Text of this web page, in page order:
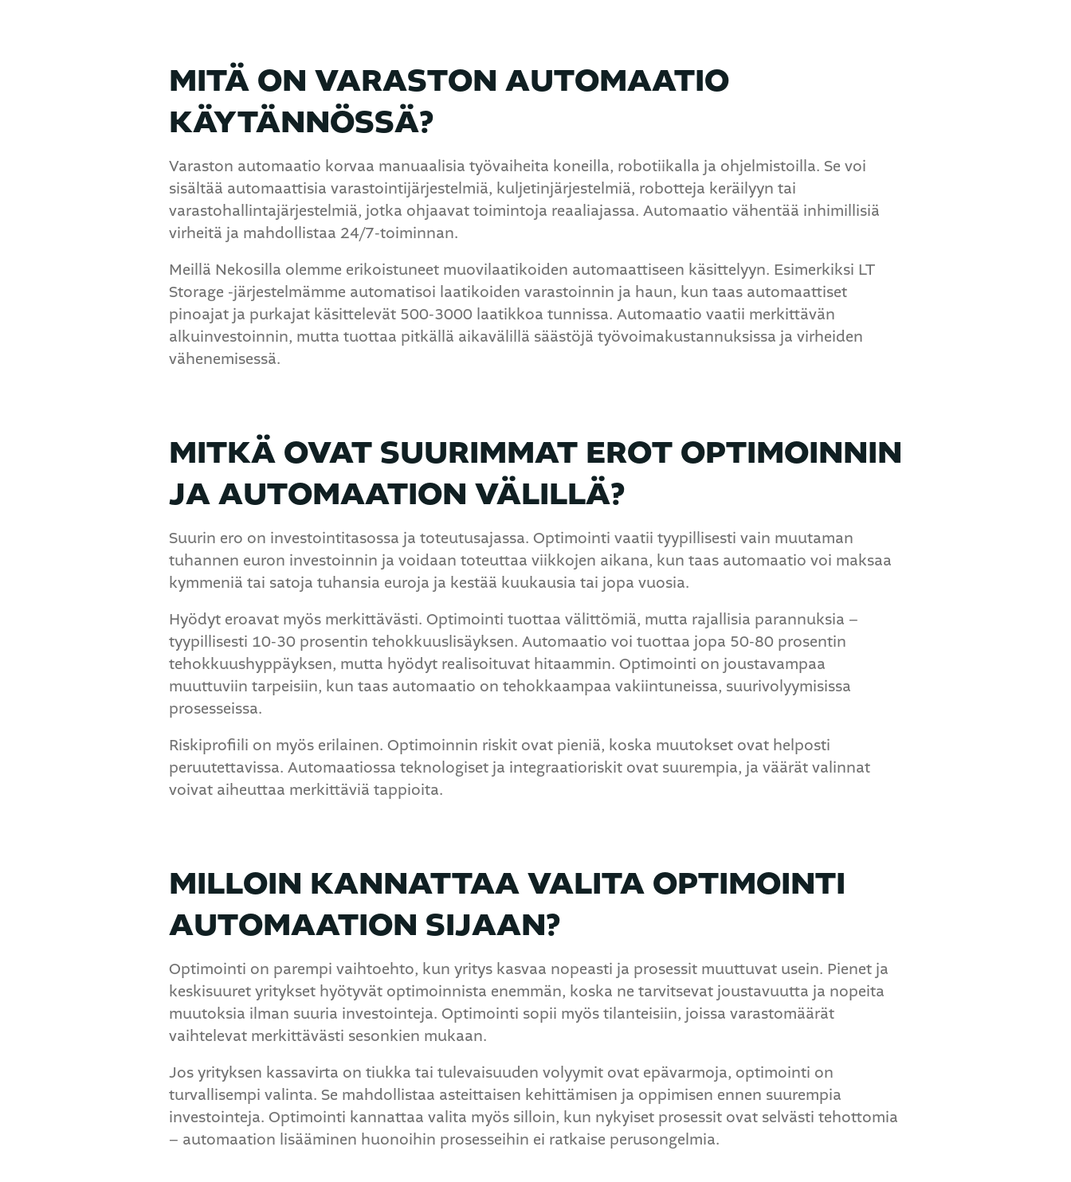
MITÄ ON VARASTON AUTOMAATIO
KÄYTÄNNÖSSÄ?
Varaston automaatio korvaa manuaalisia työvaiheita koneilla, robotiikalla ja ohjelmistoilla. Se voi
sisältää automaattisia varastointijärjestelmiä, kuljetinjärjestelmiä, robotteja keräilyyn tai
varastohallintajärjestelmiä, jotka ohjaavat toimintoja reaaliajassa. Automaatio vähentää inhimillisiä
virheitä ja mahdollistaa 24/7-toiminnan.
Meillä Nekosilla olemme erikoistuneet muovilaatikoiden automaattiseen käsittelyyn. Esimerkiksi LT
Storage -järjestelmämme automatisoi laatikoiden varastoinnin ja haun, kun taas automaattiset
pinoajat ja purkajat käsittelevät 500-3000 laatikkoa tunnissa. Automaatio vaatii merkittävän
alkuinvestoinnin, mutta tuottaa pitkällä aikavälillä säästöjä työvoimakustannuksissa ja virheiden
vähenemisessä.
MITKÄ OVAT SUURIMMAT EROT OPTIMOINNIN
JA AUTOMAATION VÄLILLÄ?
Suurin ero on investointitasossa ja toteutusajassa. Optimointi vaatii tyypillisesti vain muutaman
tuhannen euron investoinnin ja voidaan toteuttaa viikkojen aikana, kun taas automaatio voi maksaa
kymmeniä tai satoja tuhansia euroja ja kestää kuukausia tai jopa vuosia.
Hyödyt eroavat myös merkittävästi. Optimointi tuottaa välittömiä, mutta rajallisia parannuksia –
tyypillisesti 10-30 prosentin tehokkuuslisäyksen. Automaatio voi tuottaa jopa 50-80 prosentin
tehokkuushyppäyksen, mutta hyödyt realisoituvat hitaammin. Optimointi on joustavampaa
muuttuviin tarpeisiin, kun taas automaatio on tehokkaampaa vakiintuneissa, suurivolyymisissa
prosesseissa.
Riskiprofiili on myös erilainen. Optimoinnin riskit ovat pieniä, koska muutokset ovat helposti
peruutettavissa. Automaatiossa teknologiset ja integraatioriskit ovat suurempia, ja väärät valinnat
voivat aiheuttaa merkittäviä tappioita.
MILLOIN KANNATTAA VALITA OPTIMOINTI
AUTOMAATION SIJAAN?
Optimointi on parempi vaihtoehto, kun yritys kasvaa nopeasti ja prosessit muuttuvat usein. Pienet ja
keskisuuret yritykset hyötyvät optimoinnista enemmän, koska ne tarvitsevat joustavuutta ja nopeita
muutoksia ilman suuria investointeja. Optimointi sopii myös tilanteisiin, joissa varastomäärät
vaihtelevat merkittävästi sesonkien mukaan.
Jos yrityksen kassavirta on tiukka tai tulevaisuuden volyymit ovat epävarmoja, optimointi on
turvallisempi valinta. Se mahdollistaa asteittaisen kehittämisen ja oppimisen ennen suurempia
investointeja. Optimointi kannattaa valita myös silloin, kun nykyiset prosessit ovat selvästi tehottomia
– automaation lisääminen huonoihin prosesseihin ei ratkaise perusongelmia.